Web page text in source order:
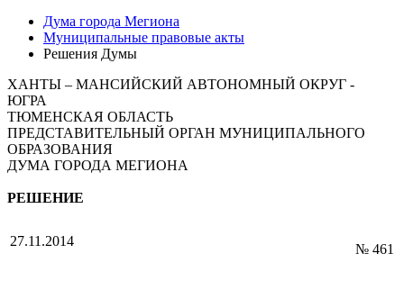
Дума города Мегиона
Муниципальные правовые акты
Решения Думы
ХАНТЫ – МАНСИЙСКИЙ АВТОНОМНЫЙ ОКРУГ -
ЮГРА
ТЮМЕНСКАЯ ОБЛАСТЬ
ПРЕДСТАВИТЕЛЬНЫЙ ОРГАН МУНИЦИПАЛЬНОГО
ОБРАЗОВАНИЯ
ДУМА ГОРОДА МЕГИОНА
РЕШЕНИЕ
27.11.2014
№ 461